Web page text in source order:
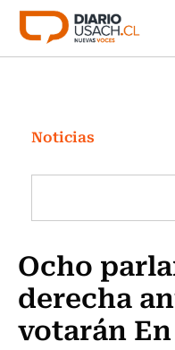
Click acá para ir
Investigación
Cultura
Programas Radio
Noticias
Ocho
derecha
votarán